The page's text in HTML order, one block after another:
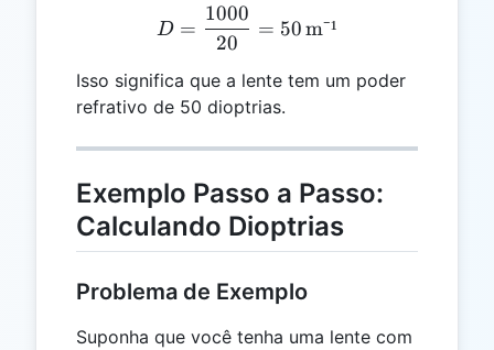
D = \frac{1000}{20} =
D =
20
1000
= 50 m⁻¹
Isso significa que a lente tem um poder
refrativo de 50 dioptrias.
Exemplo Passo a Passo:
Calculando Dioptrias
Problema de Exemplo
Suponha que você tenha uma lente com